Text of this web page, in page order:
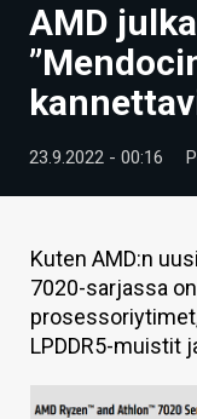
UUTISET
ARTIKKELIT
VIDEOT
TECHBBS
TIETOA
HINTA.FI
KAUPPA
VAIHDA TEEMA
AMD
23.9.2022 - 00:16
Kuten AMD:n
7020-sarjassa
LPDDR5-muistit